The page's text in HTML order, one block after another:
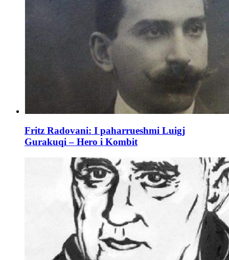
Fritz Radovani: I paharrueshmi Luigj
Gurakuqi – Hero i Kombit